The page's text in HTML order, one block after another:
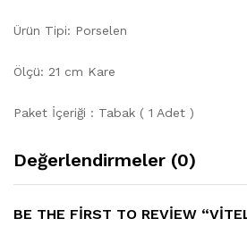
Ürün Tipi: Porselen
Ölçü: 21 cm Kare
Paket İçeriği : Tabak ( 1 Adet )
Değerlendirmeler (0)
BE THE FIRST TO REVIEW